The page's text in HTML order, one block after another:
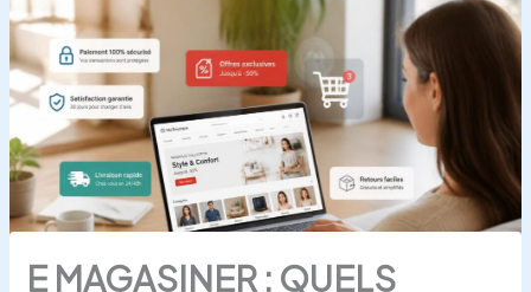
E MAGASINER : QUELS